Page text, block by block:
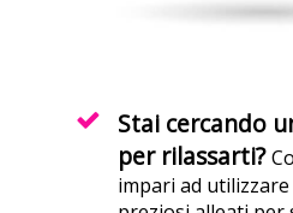
Stai cercando
per rilassarti?
impari ad